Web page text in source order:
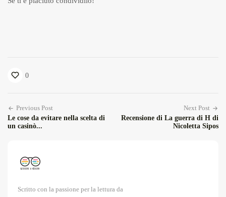
0
Previous Post
Le cose da evitare nella scelta di
un casinò...
Next Post
Recensione di La guerra di H di
Nicoletta Sipos
Scritto con la passione per la lettura da